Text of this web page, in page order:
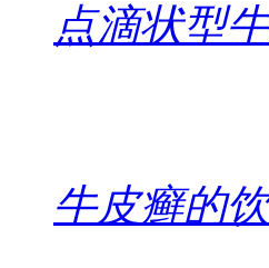
点滴状型
牛皮癣的